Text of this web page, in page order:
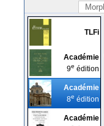
TLFi
Académie
9e édition
Académie
8e édition
Académie